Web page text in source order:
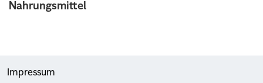
Nahrungsmittel
Impressum